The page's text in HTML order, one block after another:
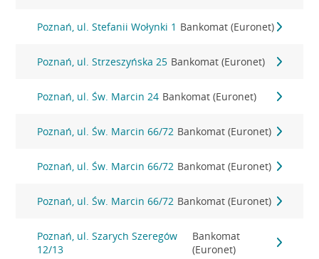
Poznań, ul. Stefanii Wołynki 1 Bankomat (Euronet)
Poznań, ul. Strzeszyńska 25 Bankomat (Euronet)
Poznań, ul. Św. Marcin 24 Bankomat (Euronet)
Poznań, ul. Św. Marcin 66/72 Bankomat (Euronet)
Poznań, ul. Św. Marcin 66/72 Bankomat (Euronet)
Poznań, ul. Św. Marcin 66/72 Bankomat (Euronet)
Poznań, ul. Szarych Szeregów
12/13
Bankomat
(Euronet)